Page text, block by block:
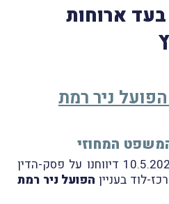
בעד ארוחות
ניר רמת
המחוזי
במבזק מס' 1974 מיום 10.5.2022 דיווחנו על פסק-הדין
לוד בעניין הפועל ניר רמת